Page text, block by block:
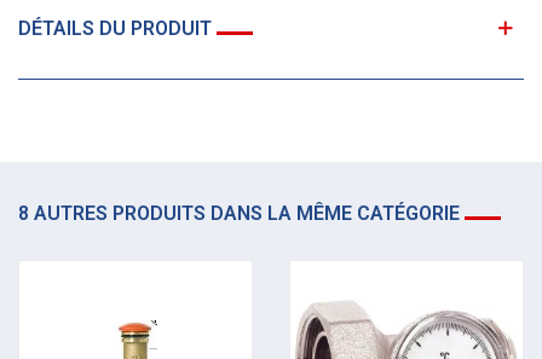
DÉTAILS DU PRODUIT
8 AUTRES PRODUITS DANS LA MÊME CATÉGORIE